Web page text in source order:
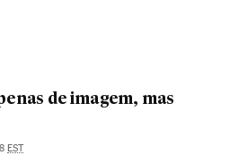
de imagem, mas
EST